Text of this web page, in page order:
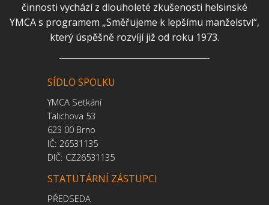
činnosti vychází z dlouholeté zkušenosti helsinské
YMCA s programem „Směřujeme k lepšímu manželství“,
který úspěšně rozvíjí již od roku 1973.
SÍDLO SPOLKU
YMCA Setkání
Talichova 53
623 00 Brno
IČ: 26531135
DIČ: CZ26531135
STATUTÁRNÍ ZÁSTUPCI
PŘEDSEDA